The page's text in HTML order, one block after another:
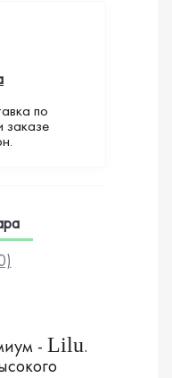
по
заказе
- Lilu.